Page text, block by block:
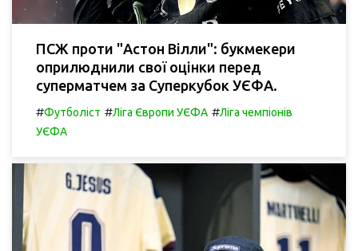
ПСЖ проти "Астон Вілли": букмекери
оприлюднили свої оцінки перед
суперматчем за Суперкубок УЄФА.
#Футболіст #Ліга Європи УЄФА #Ліга чемпіонів
УЄФА